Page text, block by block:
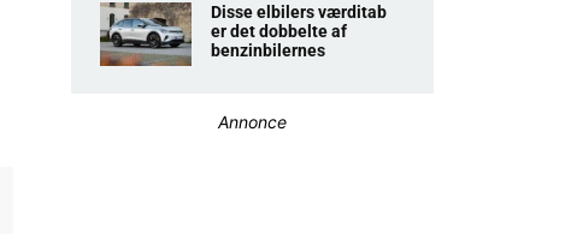
Disse elbilers værditab
er det dobbelte af
benzinbilernes
Annonce